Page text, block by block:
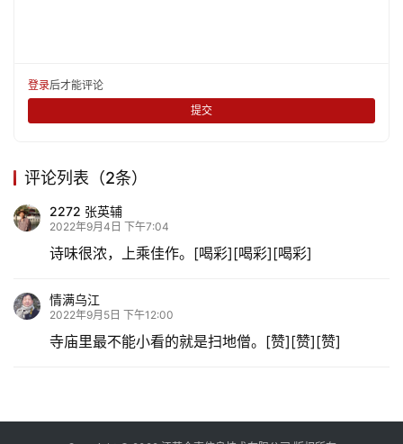
登录后才能评论
提交
评论列表（2条）
2272 张英辅
2022年9月4日 下午7:04
诗味很浓，上乘佳作。[喝彩][喝彩][喝彩]
情满乌江
2022年9月5日 下午12:00
寺庙里最不能小看的就是扫地僧。[赞][赞][赞]